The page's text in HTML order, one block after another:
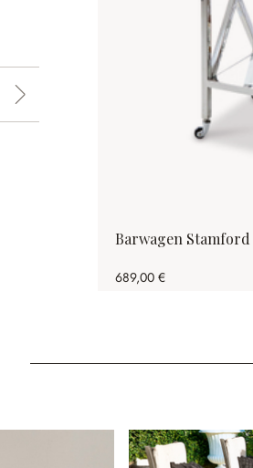
Barwagen Stamford
689,00 €